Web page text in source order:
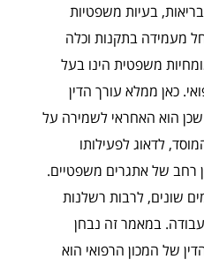
בעיות משפטיות
מעמידה בתקנות וכלה
משפטית הינו בעל
כאן ממלא עורך הדין
שכן הוא האחראי לשמירה על
לדאוג לפעילותו
רחב של אתגרים משפטיים.
שונים, לרבות רשלנות
עבודה. במאמר זה נבחן
של המכון הרפואי הוא